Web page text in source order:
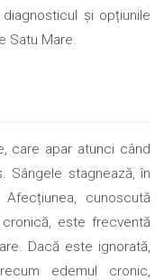
și opțiunile
Satu Mare.
care apar atunci când
Sângele stagnează, în
cunoscută
este frecventă
Dacă este ignorată,
edemul cronic,